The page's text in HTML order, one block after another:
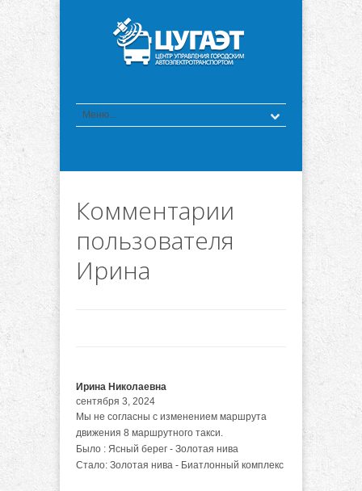
Комментарии
пользователя
Ирина
Ирина Николаевна
сентября 3, 2024
Мы не согласны с изменением маршрута
движения 8 маршрутного такси.
Было : Ясный берег - Золотая нива
Стало: Золотая нива - Биатлонный комплекс